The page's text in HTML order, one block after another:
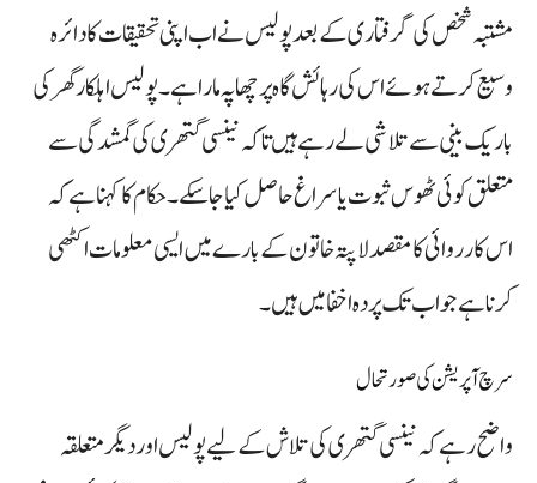
مشتبہ شخص کی گرفتاری کے بعد پولیس نے اب اپنی تحقیقات کا دائرہ
وسیع کرتے ہوئے اس کی رہائش گاہ پر چھاپہ مارا ہے۔ پولیس اہلکار گھر کی
باریک بینی سے تلاشی لے رہے ہیں تاکہ نینسی گتھری کی گمشدگی سے
متعلق کوئی ٹھوس ثبوت یا سراغ حاصل کیا جا سکے۔ حکام کا کہنا ہے کہ
اس کارروائی کا مقصد لاپتہ خاتون کے بارے میں ایسی معلومات اکٹھی
کرنا ہے جو اب تک پردہ اخفا میں ہیں۔
سرچ آپریشن کی صورتحال
واضح رہے کہ نینسی گتھری کی تلاش کے لیے پولیس اور دیگر متعلقہ